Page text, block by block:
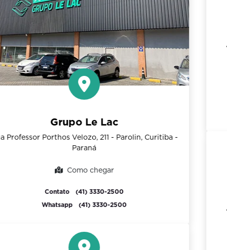
RAM Le Lac
Avenida Visconde de Mauá, 2395, de 1061/1062 a
2700/2701 - Oficinas, Ponta Grossa - Paraná
Como chegar
Contato
Jeep Le Lac - Ponta Grossa
Avenida Visconde de Mauá, 2395, de 1061/1062 a
Como chegar